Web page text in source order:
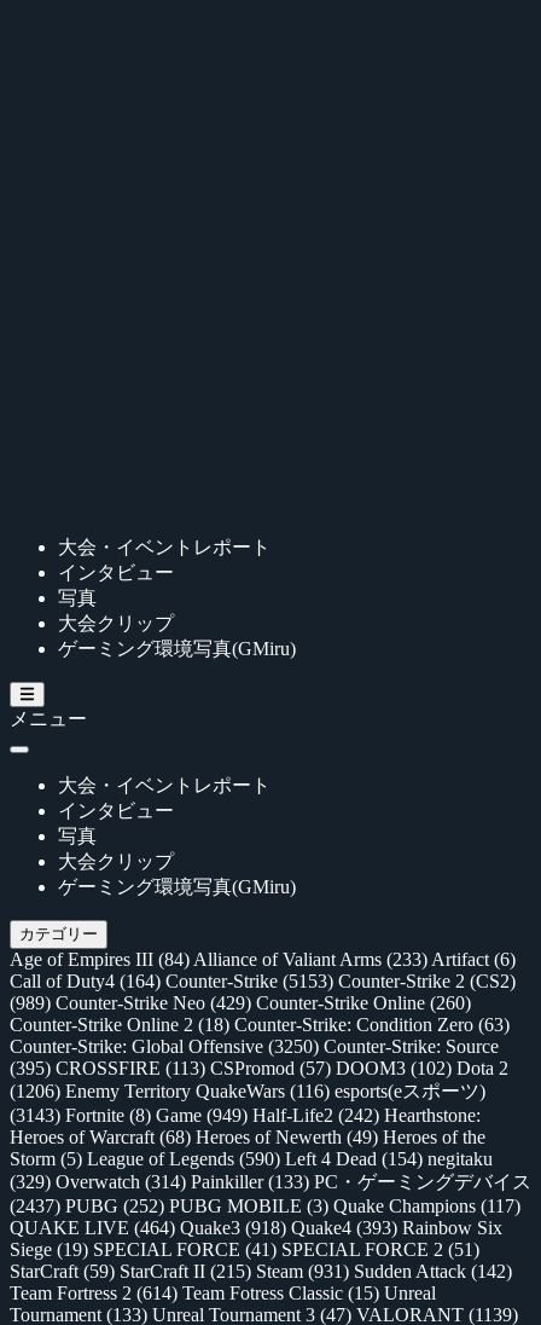
大会・イベントレポート
インタビュー
写真
大会クリップ
ゲーミング環境写真(GMiru)
メニュー
大会・イベントレポート
インタビュー
写真
大会クリップ
ゲーミング環境写真(GMiru)
カテゴリー
Age of Empires III (84) Alliance of Valiant Arms (233) Artifact (6)
Call of Duty4 (164) Counter-Strike (5153) Counter-Strike 2 (CS2)
(989) Counter-Strike Neo (429) Counter-Strike Online (260)
Counter-Strike Online 2 (18) Counter-Strike: Condition Zero (63)
Counter-Strike: Global Offensive (3250) Counter-Strike: Source
(395) CROSSFIRE (113) CSPromod (57) DOOM3 (102) Dota 2
(1206) Enemy Territory QuakeWars (116) esports(eスポーツ)
(3143) Fortnite (8) Game (949) Half-Life2 (242) Hearthstone:
Heroes of Warcraft (68) Heroes of Newerth (49) Heroes of the
Storm (5) League of Legends (590) Left 4 Dead (154) negitaku
(329) Overwatch (314) Painkiller(133) PC・ゲーミングデバイス
(2437) PUBG (252) PUBG MOBILE (3) Quake Champions (117)
QUAKE LIVE (464) Quake3 (918) Quake4 (393) Rainbow Six
Siege (19) SPECIAL FORCE (41) SPECIAL FORCE 2 (51)
StarCraft (59) StarCraft II (215) Steam (931) Sudden Attack (142)
Team Fortress 2 (614) Team Fotress Classic (15) Unreal
Tournament (133) Unreal Tournament 3 (47) VALORANT (1139)